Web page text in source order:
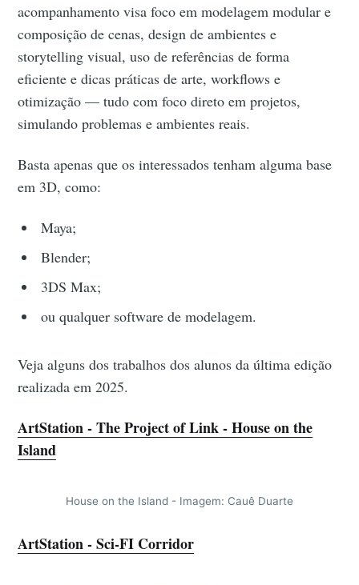
acompanhamento visa foco em modelagem modular e
composição de cenas, design de ambientes e
storytelling visual, uso de referências de forma
eficiente e dicas práticas de arte, workflows e
otimização — tudo com foco direto em projetos,
simulando problemas e ambientes reais.
Basta apenas que os interessados tenham alguma base
em 3D, como:
Maya;
Blender;
3DS Max;
ou qualquer software de modelagem.
Veja alguns dos trabalhos dos alunos da última edição
realizada em 2025.
ArtStation - The Project of Link - House on the
Island
House on the Island - Imagem: Cauê Duarte
ArtStation - Sci-FI Corridor